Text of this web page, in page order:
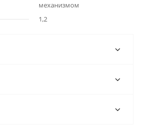
механизмом
1,2